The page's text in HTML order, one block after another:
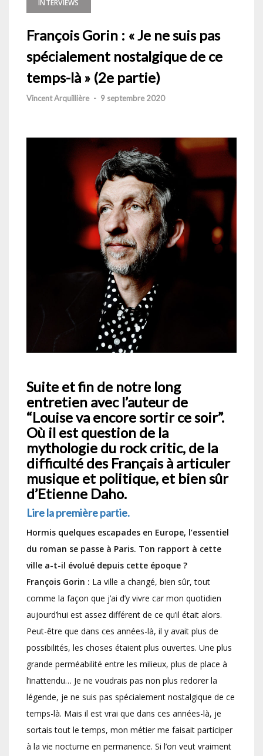
INTERVIEWS
François Gorin : « Je ne suis pas
spécialement nostalgique de ce
temps-là » (2e partie)
Vincent Arquillière - 9 septembre 2020
Suite et fin de notre long
entretien avec l’auteur de
“Louise va encore sortir ce soir”.
Où il est question de la
mythologie du rock critic, de la
difficulté des Français à articuler
musique et politique, et bien sûr
d’Etienne Daho.
Lire la première partie.
Hormis quelques escapades en Europe, l’essentiel
du roman se passe à Paris. Ton rapport à cette
ville a-t-il évolué depuis cette époque ?
François Gorin : La ville a changé, bien sûr, tout
comme la façon que j’ai d’y vivre car mon quotidien
aujourd’hui est assez différent de ce qu’il était alors.
Peut-être que dans ces années-là, il y avait plus de
possibilités, les choses étaient plus ouvertes. Une plus
grande perméabilité entre les milieux, plus de place à
l’inattendu… Je ne voudrais pas non plus redorer la
légende, je ne suis pas spécialement nostalgique de ce
temps-là. Mais il est vrai que dans ces années-là, je
sortais tout le temps, mon métier me faisait participer
à la vie nocturne en permanence. Si l’on veut vraiment